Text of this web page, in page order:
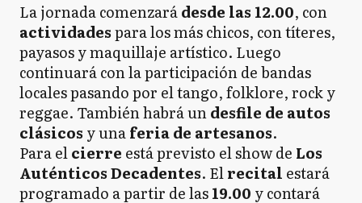
La jornada comenzarádesde las 12.00, con
actividadespara los más chicos, con títeres,
payasos y maquillaje artístico. Luego
continuará con la participación de bandas
locales pasando por el tango, folklore, rock y
reggae. También habrá undesfile de autos
clásicos y unaferia de artesanos.
Para elcierre está previsto el show de Los
Auténticos Decadentes. Elrecital estará
programado a partir de las19.00 y contará